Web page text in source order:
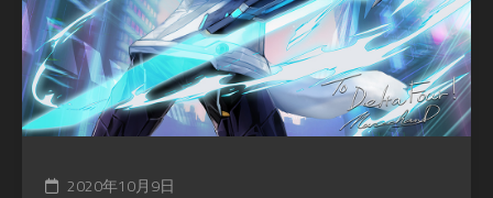
2020年10月9日